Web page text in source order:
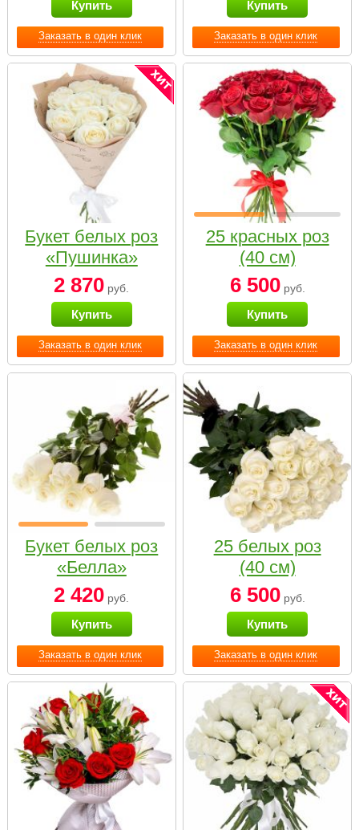
Заказать в один клик
Купить
Заказать в один клик
Купить
Заказать в один клик
Букет белых роз
«Пушинка»
2 870 руб.
Купить
Заказать в один клик
25 красных роз
(40 см)
6 500руб.
Купить
Заказать в один клик
Букет белых роз
«Белла»
2 420 руб.
Купить
Заказать в один клик
25 белых роз
(40 см)
6 500руб.
Купить